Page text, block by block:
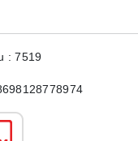
: 7519